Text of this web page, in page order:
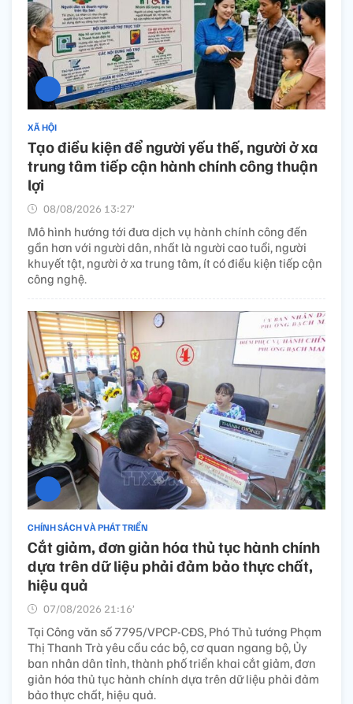
XÃ HỘI
Tạo điều kiện để người yếu thế, người ở xa
trung tâm tiếp cận hành chính công thuận
lợi
08/08/2026 13:27’
Mô hình hướng tới đưa dịch vụ hành chính công đến
gần hơn với người dân, nhất là người cao tuổi, người
khuyết tật, người ở xa trung tâm, ít có điều kiện tiếp cận
công nghệ.
CHÍNH SÁCH VÀ PHÁT TRIỂN
Cắt giảm, đơn giản hóa thủ tục hành chính
dựa trên dữ liệu phải đảm bảo thực chất,
hiệu quả
07/08/2026 21:16’
Tại Công văn số 7795/VPCP-CĐS, Phó Thủ tướng Phạm
Thị Thanh Trà yêu cầu các bộ, cơ quan ngang bộ, Ủy
ban nhân dân tỉnh, thành phố triển khai cắt giảm, đơn
giản hóa thủ tục hành chính dựa trên dữ liệu phải đảm
bảo thực chất, hiệu quả.